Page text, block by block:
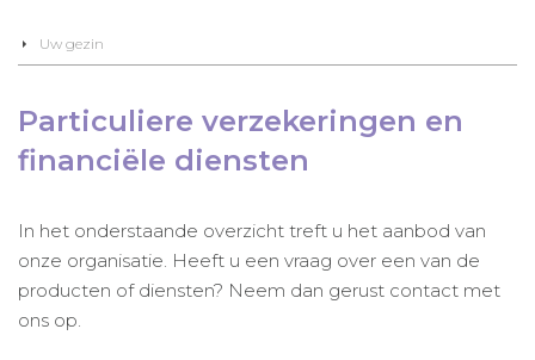
Uw gezin
Particuliere verzekeringen en
financiële diensten
In het onderstaande overzicht treft u het aanbod van
onze organisatie. Heeft u een vraag over een van de
producten of diensten? Neem dan gerust contact met
ons op.